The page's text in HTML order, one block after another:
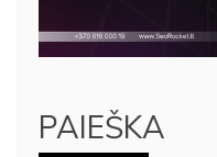
PAIEŠKA